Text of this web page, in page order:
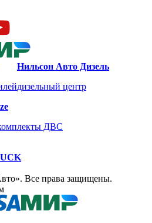
Нильсон Авто Дизель
дизельный центр
ДВС
Все права защищены.